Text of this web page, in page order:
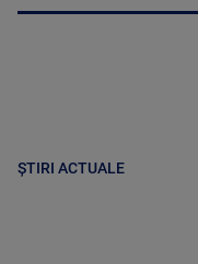
ȘTIRI ACTUALE